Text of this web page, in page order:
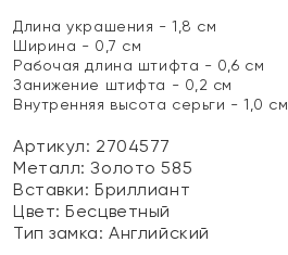
Длина украшения - 1,8 см
Ширина - 0,7 см
Рабочая длина штифта - 0,6 см
Занижение штифта - 0,2 см
Внутренняя высота серьги - 1,0 см
Артикул: 2704577
Металл:Золото 585
Вставки:Бриллиант
Цвет:Бесцветный
Тип замка:Английский